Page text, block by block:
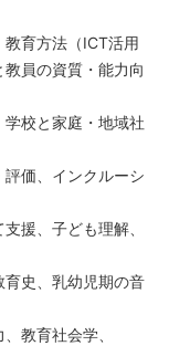
教育方法（ICT活用
員の資質・能力向
学校と家庭・地域社
評価、インクルーシ
援、子ども理解、
育史、乳幼児期の音
教育社会学、